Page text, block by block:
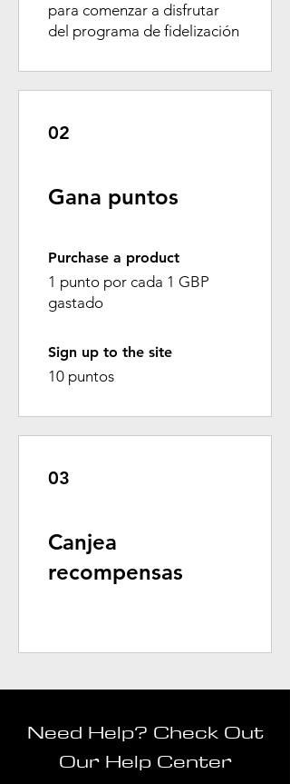
para comenzar a disfrutar
del programa de fidelización
02
Gana puntos
Purchase a product
1 punto por cada 1 GBP
gastado
Sign up to the site
10 puntos
03
Canjea
recompensas
Need Help? Check Out
Our Help Center